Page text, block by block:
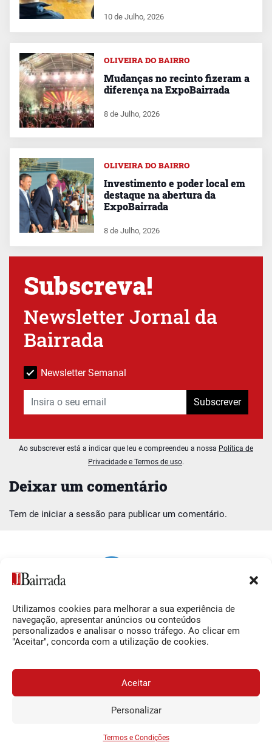
Utilizamos cookies para melhorar a sua experiência de
navegação, apresentar anúncios ou conteúdos
personalizados e analisar o nosso tráfego. Ao clicar em
"Aceitar", concorda com a utilização de cookies.
Aceitar
Personalizar
Termos e Condições
Deixar um comentário
Tem de iniciar a sessão para publicar um comentário.
10 de Julho, 2026
OLIVEIRA DO BAIRRO
Mudanças no recinto fizeram a
diferença na ExpoBairrada
8 de Julho, 2026
OLIVEIRA DO BAIRRO
Investimento e poder local em
destaque na abertura da
ExpoBairrada
8 de Julho, 2026
Subscreva!
Newsletter Jornal da
Bairrada
Newsletter Semanal
Subscrever
Ao subscrever está a indicar que leu e compreendeu a nossa Política de
Privacidade e Termos de uso.
0,34€/semana
Siga-nos
Facebook
O Jornal da Bairrada
Contactos
Termos e Condições
© 2026 Jornal da Bairrada